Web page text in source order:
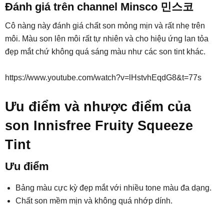
Đánh giá trên channel Minsco 민스코
Cô nàng này đánh giá chất son mỏng mịn và rất nhẹ trên
môi. Màu son lên môi rất tự nhiên và cho hiệu ứng lan tỏa
đẹp mắt chứ không quá sáng màu như các son tint khác.
https://www.youtube.com/watch?v=lHstvhEqdG8&t=77s
Ưu điểm và nhược điểm của
son Innisfree Fruity Squeeze
Tint
Ưu điểm
Bảng màu cực kỳ đẹp mắt với nhiều tone màu đa dạng.
Chất son mềm mịn và không quá nhớp dính.